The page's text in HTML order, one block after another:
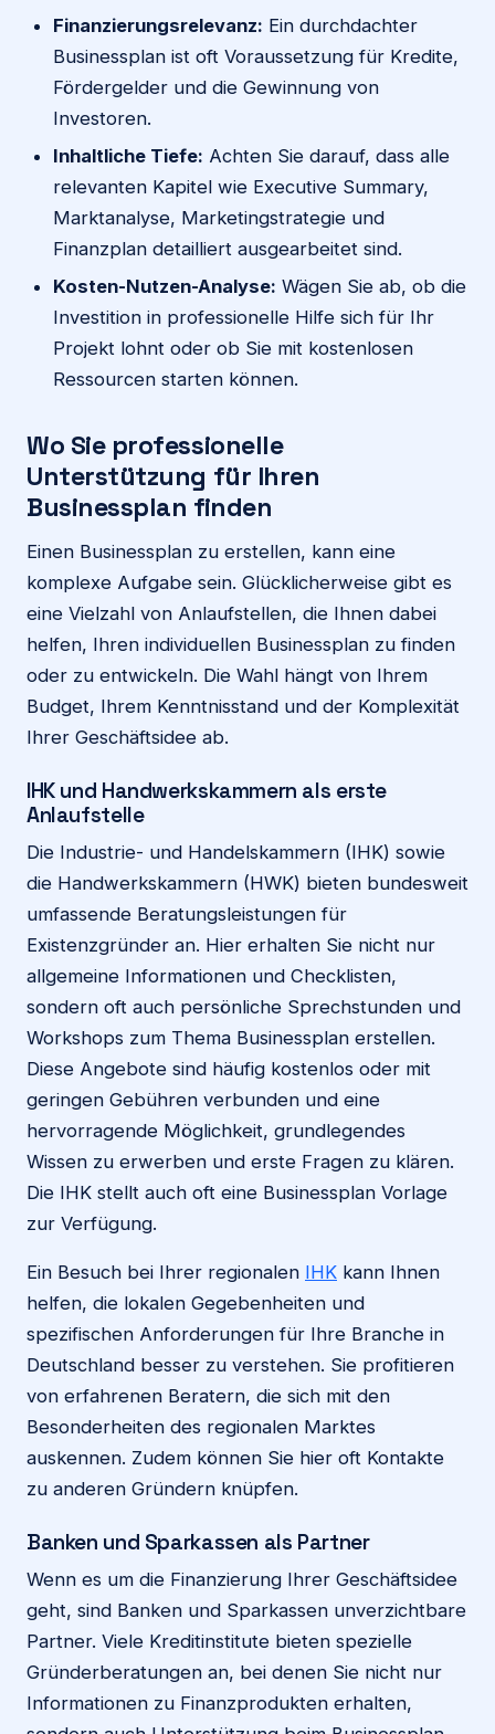
Finanzierungsrelevanz: Ein durchdachter
Businessplan ist oft Voraussetzung für Kredite,
Fördergelder und die Gewinnung von
Investoren.
Inhaltliche Tiefe: Achten Sie darauf, dass alle
relevanten Kapitel wie Executive Summary,
Marktanalyse, Marketingstrategie und
Finanzplan detailliert ausgearbeitet sind.
Kosten-Nutzen-Analyse: Wägen Sie ab, ob die
Investition in professionelle Hilfe sich für Ihr
Projekt lohnt oder ob Sie mit kostenlosen
Ressourcen starten können.
Wo Sie professionelle
Unterstützung für Ihren
Businessplan finden
Einen Businessplan zu erstellen, kann eine
komplexe Aufgabe sein. Glücklicherweise gibt es
eine Vielzahl von Anlaufstellen, die Ihnen dabei
helfen, Ihren individuellen Businessplan zu finden
oder zu entwickeln. Die Wahl hängt von Ihrem
Budget, Ihrem Kenntnisstand und der Komplexität
Ihrer Geschäftsidee ab.
IHK und Handwerkskammern als erste
Anlaufstelle
Die Industrie- und Handelskammern (IHK) sowie
die Handwerkskammern (HWK) bieten bundesweit
umfassende Beratungsleistungen für
Existenzgründer an. Hier erhalten Sie nicht nur
allgemeine Informationen und Checklisten,
sondern oft auch persönliche Sprechstunden und
Workshops zum Thema Businessplan erstellen.
Diese Angebote sind häufig kostenlos oder mit
geringen Gebühren verbunden und eine
hervorragende Möglichkeit, grundlegendes
Wissen zu erwerben und erste Fragen zu klären.
Die IHK stellt auch oft eine Businessplan Vorlage
zur Verfügung.
Ein Besuch bei Ihrer regionalen IHK kann Ihnen
helfen, die lokalen Gegebenheiten und
spezifischen Anforderungen für Ihre Branche in
Deutschland besser zu verstehen. Sie profitieren
von erfahrenen Beratern, die sich mit den
Besonderheiten des regionalen Marktes
auskennen. Zudem können Sie hier oft Kontakte
zu anderen Gründern knüpfen.
Banken und Sparkassen als Partner
Wenn es um die Finanzierung Ihrer Geschäftsidee
geht, sind Banken und Sparkassen unverzichtbare
Partner. Viele Kreditinstitute bieten spezielle
Gründerberatungen an, bei denen Sie nicht nur
Informationen zu Finanzprodukten erhalten,